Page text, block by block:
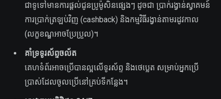
ជាទូទៅមានការផ្តល់ជូនប្រូម៉ូសិនផ្សេងៗ ដូចជា ប្រាក់រង្វាន់ស្វាគមន៍
ការប្រាក់ត្រឡប់វិញ (cashback) និងកម្មវិធីរង្វាន់តាមរដូវកាល
(លក្ខខណ្ឌអាចប្រែប្រួល)។
គាំទ្រទូរស័ព្ទចល័ត
គេហទំព័រអាចប្រើបានល្អលើទូរស័ព្ទ និងថេប្លេត សម្រាប់អ្នកប្រើ
ប្រាស់ដែលចូលប្រើនៅគ្រប់ទីកន្លែង។